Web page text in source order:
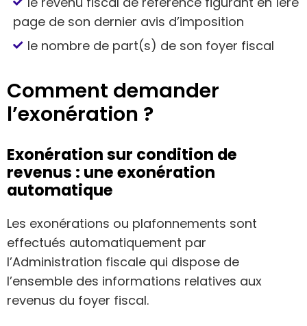
page de son dernier avis d’imposition
le nombre de part(s) de son foyer fiscal
Comment demander
l’exonération ?
Exonération sur condition de
revenus : une exonération
automatique
Les exonérations ou plafonnements sont
effectués automatiquement par
l’Administration fiscale qui dispose de
l’ensemble des informations relatives aux
revenus du foyer fiscal.